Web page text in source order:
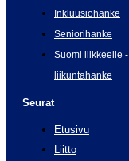
Inkluusiohanke
Seniorihanke
Suomi liikkeelle -
liikuntahanke
Seurat
Etusivu
Liitto